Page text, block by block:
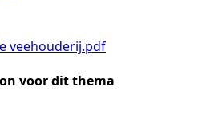
veehouderij.pdf
voor dit thema